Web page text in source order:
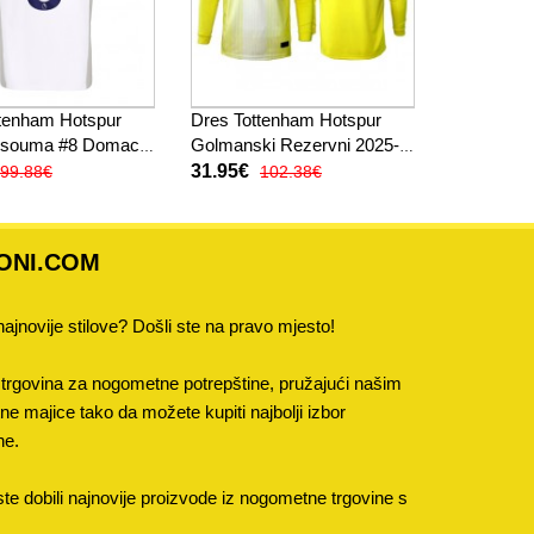
Hotspur
#8 Domaci
Rukav
99.88€
Dres Tottenham Hotspur
Golmanski Rezervni 2025-
26 Dugi Rukav
31.95€ 102.38€
stilove? Došli ste na pravo mjesto!
za nogometne potrepštine, pružajući našim
majice tako da možete kupiti najbolji izbor
dobili najnovije proizvode iz nogometne trgovine s